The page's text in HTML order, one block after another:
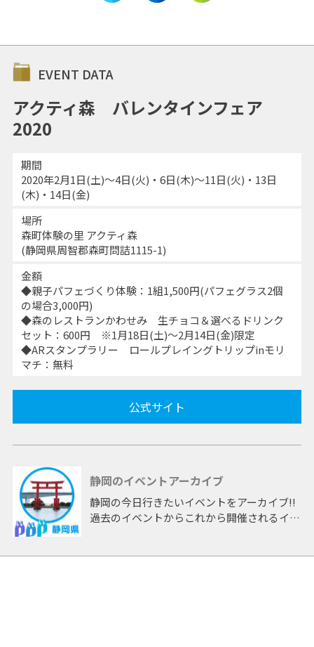
EVENT DATA
アクティ森 バレンタインフェア
2020
期間
2020年2月1日(土)〜4日(火)・6日(木)〜11日(火)・13日
(木)・14日(金)
場所
森町体験の里 アクティ森
(静岡県周智郡森町問詰1115-1)
金額
◆親子パフェづくり体験：1組1,500円(パフェグラス2個
の場合3,000円)
◆森のレストランかわせみ 生チョコ＆選べるドリンク
セット：600円 ※1月18日(土)〜2月14日(金)限定
◆ARスタンプラリー ロールプレイングトリップinモリ
マチ：無料
公式サイト
静岡のイベントアーカイブ
静岡の今日行きたいイベントをアーカイブ!!
過去のイベントからこれから開催されるイベ